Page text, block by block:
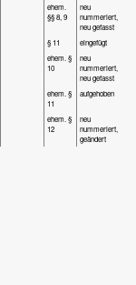
ehem.
§§ 8, 9
neu
nummeriert,
neu gefasst
§ 11
eingefügt
ehem. §
10
neu
nummeriert,
neu gefasst
ehem. §
11
aufgehoben
ehem. §
12
neu
nummeriert,
geändert